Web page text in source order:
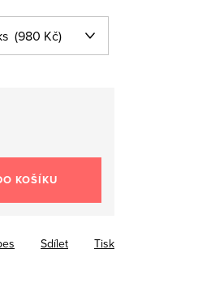
KOŠÍKU
Tisk
Sdílet